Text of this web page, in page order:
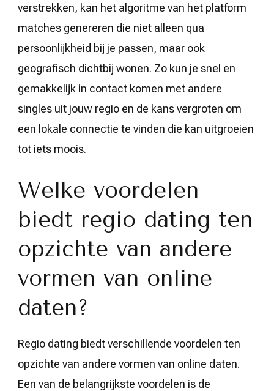
verstrekken, kan het algoritme van het platform
matches genereren die niet alleen qua
persoonlijkheid bij je passen, maar ook
geografisch dichtbij wonen. Zo kun je snel en
gemakkelijk in contact komen met andere
singles uit jouw regio en de kans vergroten om
een lokale connectie te vinden die kan uitgroeien
tot iets moois.
Welke voordelen
biedt regio dating ten
opzichte van andere
vormen van online
daten?
Regio dating biedt verschillende voordelen ten
opzichte van andere vormen van online daten.
Een van de belangrijkste voordelen is de